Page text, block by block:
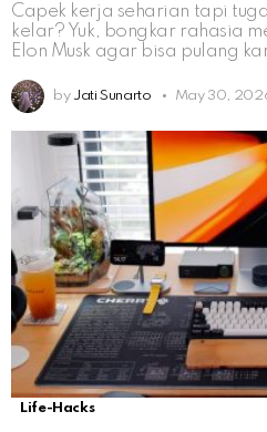
Capek kerja seharian tapi
kelar? Yuk, bongkar rahasia
Elon Musk agar bisa pulang
by Jati Sunarto May 30,
Life-Hacks